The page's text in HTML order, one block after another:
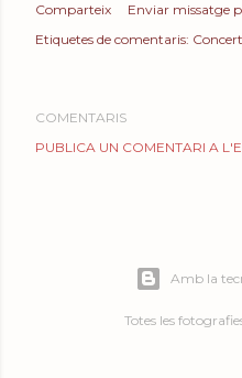
Comparteix
Enviar missatge
Etiquetes de comentaris: Concert
COMENTARIS
PUBLICA UN COMENTARI A
Amb la
Totes les